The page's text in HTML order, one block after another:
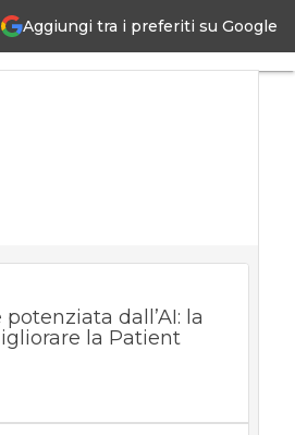
Aggiungi tra i preferiti su Google
dall’AI: la
la Patient